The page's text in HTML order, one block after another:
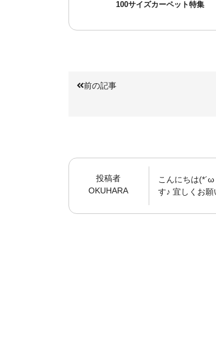
100サイズカーペット特集
前の記事
投稿者
OKUHARA
こんにちは
す♪ 宜しくお